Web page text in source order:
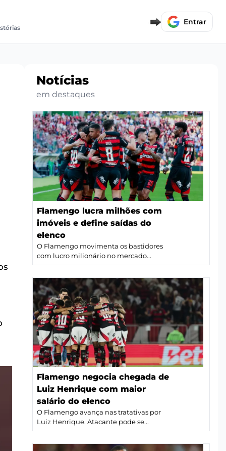
Entrar
Notícias
em destaques
Flamengo lucra milhões com
imóveis e define saídas do
elenco
O Flamengo movimenta os bastidores
com lucro milionário no mercado...
Flamengo negocia chegada de
Luiz Henrique com maior
salário do elenco
O Flamengo avança nas tratativas por
Luiz Henrique. Atacante pode se...